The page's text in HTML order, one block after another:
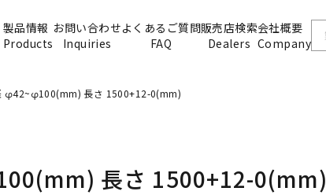
製品情報
Products
お問い合わせ
Inquiries
よくあるご質問
FAQ
販売店検索
Dealers
会社概要
Company
φ42~φ100(mm) 長さ 1500+12-0(mm)
長さ 1500+12-0(mm)